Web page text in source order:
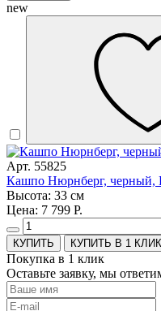
new
Арт. 55825
Кашпо Нюрнберг, черный,
Высота: 33 см
Цена: 7 799 Р.
КУПИТЬ В 1 КЛИК
Покупка в 1 клик
Оставьте заявку, мы